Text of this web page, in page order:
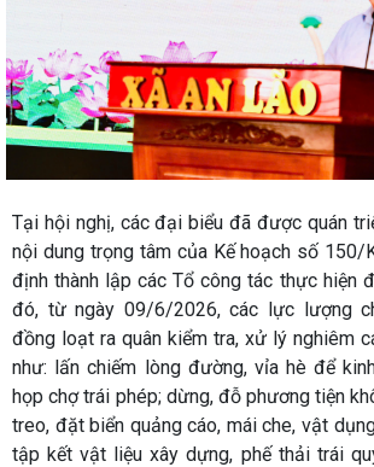
Tại hội nghị, các đại biểu đã được quán
nội dung trọng tâm của Kế hoạch số 150/
định thành lập các Tổ công tác thực hiện
đó, từ ngày 09/6/2026, các lực lượng
đồng loạt ra quân kiểm tra, xử lý nghiêm
như: lấn chiếm lòng đường, vỉa hè để
họp chợ trái phép; dừng, đỗ phương tiện
treo, đặt biển quảng cáo, mái che, vật
tập kết vật liệu xây dựng, phế thải trái